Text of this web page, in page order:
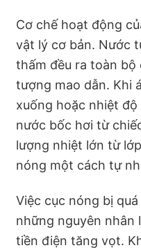
Cơ chế hoạt động
vật lý cơ bản. Nước
thấm đều ra toàn bộ
tượng mao dẫn. Khi
xuống hoặc nhiệt
nước bốc hơi từ
lượng nhiệt lớn từ
nóng một cách tự
Việc cục nóng bị
những nguyên nhân
tiền điện tăng vọt.